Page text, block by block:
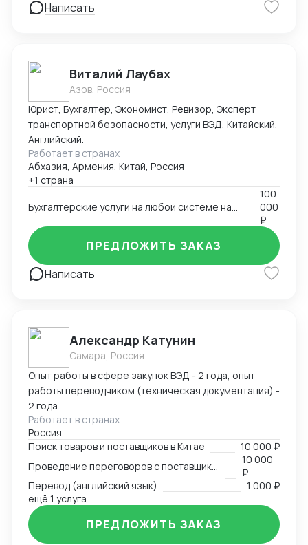
Написать
Виталий Лаубах
Азов, Россия
Юрист, Бухгалтер, Экономист, Ревизор, Эксперт
транспортной безопасности, услуги ВЭД, Китайский,
Английский.
Работает в странах
Абхазия, Армения, Китай, Россия
+1 страна
Бухгалтерские услуги на любой системе налогообложения, а также МСФО и Финансовый анализ и учет
100
000
₽
Написать
ПРЕДЛОЖИТЬ ЗАКАЗ
Александр Катунин
Самара, Россия
Опыт работы в сфере закупок ВЭД - 2 года, опыт
работы переводчиком (техническая документация) -
2 года.
Работает в странах
Россия
Поиск товаров и поставщиков в Китае
10 000 ₽
10 000
₽
Перевод (английский язык)
1 000 ₽
ещё 1 услуга
ПРЕДЛОЖИТЬ ЗАКАЗ